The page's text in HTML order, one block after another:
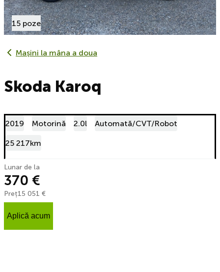
15 poze
Mașini la mâna a doua
Skoda Karoq
2019 Motorină 2.0l Automată/CVT/Robot
25 217km
Lunar de la
370 €
Preț15 051 €
Aplică acum